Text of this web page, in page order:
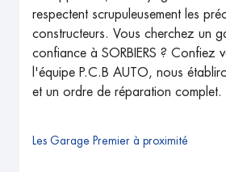
respectent scrupuleusement les
constructeurs. Vous cherchez un
confiance à SORBIERS ? Confiez
l'équipe P.C.B AUTO, nous
et un ordre de réparation complet.
Les Garage Premier à proximité